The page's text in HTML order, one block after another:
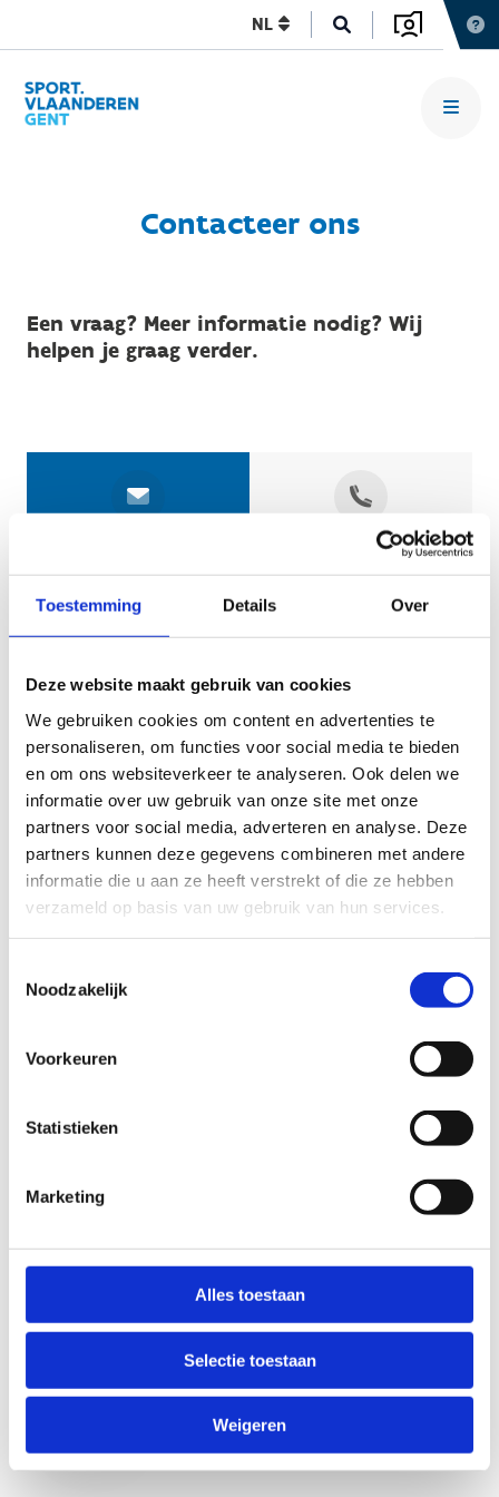
Toestemming Details Over
Deze website maakt gebruik van cookies
We gebruiken cookies om content en advertenties te
personaliseren, om functies voor social media te bieden
en om ons websiteverkeer te analyseren. Ook delen we
informatie over uw gebruik van onze site met onze
partners voor social media, adverteren en analyse. Deze
partners kunnen deze gegevens combineren met andere
informatie die u aan ze heeft verstrekt of die ze hebben
verzameld op basis van uw gebruik van hun services.
Noodzakelijk
Voorkeuren
Statistieken
Marketing
Alles toestaan
Selectie toestaan
Weigeren
NL
Contacteer ons
Een vraag? Meer informatie nodig? Wij
helpen je graag verder.
Geef aan tot welk domein jouw vraag behoort
KIES EEN DOMEIN
Jouw vraag
Anti-Robot Verification
Click to start verification
Verzend